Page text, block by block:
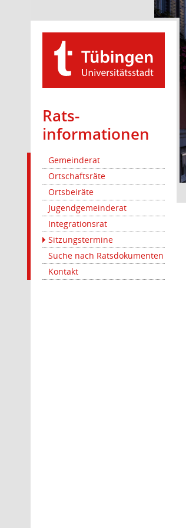
Rats­
informationen
Gemeinderat
Ortschaftsräte
Ortsbeiräte
Jugendgemeinderat
Integrationsrat
Sitzungstermine
Suche nach Ratsdokumenten
Kontakt